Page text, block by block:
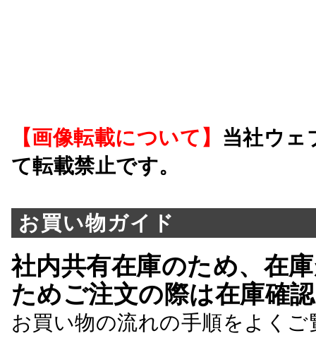
【画像転載について】 当社ウェ
て転載禁止です。
お買い物ガイド
社内共有在庫のため、在
ためご注文の際は在庫確
お買い物の流れの手順をよくご